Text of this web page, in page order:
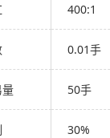
400:1
0.01手
50手
30%